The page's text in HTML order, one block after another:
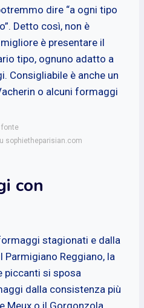
dire “a ogni tipo
Detto così, non è
è presentare il
tipo, ognuno adatto a
Consigliabile è anche un
o alcuni formaggi
fonte
sophietheparisian.com
con
stagionati e dalla
Reggiano, la
piccanti si sposa
dalla consistenza più
Meux o il Gorgonzola.